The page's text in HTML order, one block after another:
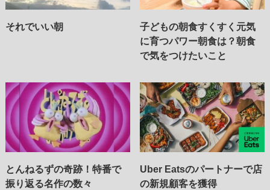
それでいい朝
子どもの朝食すくすく元気
に育つパワー朝食は？朝食
で気をつけたいこと
とんねるずの奇跡！特番で
振り返る名作の数々
Uber Eatsのパートナーで店
の新規顧客を獲得